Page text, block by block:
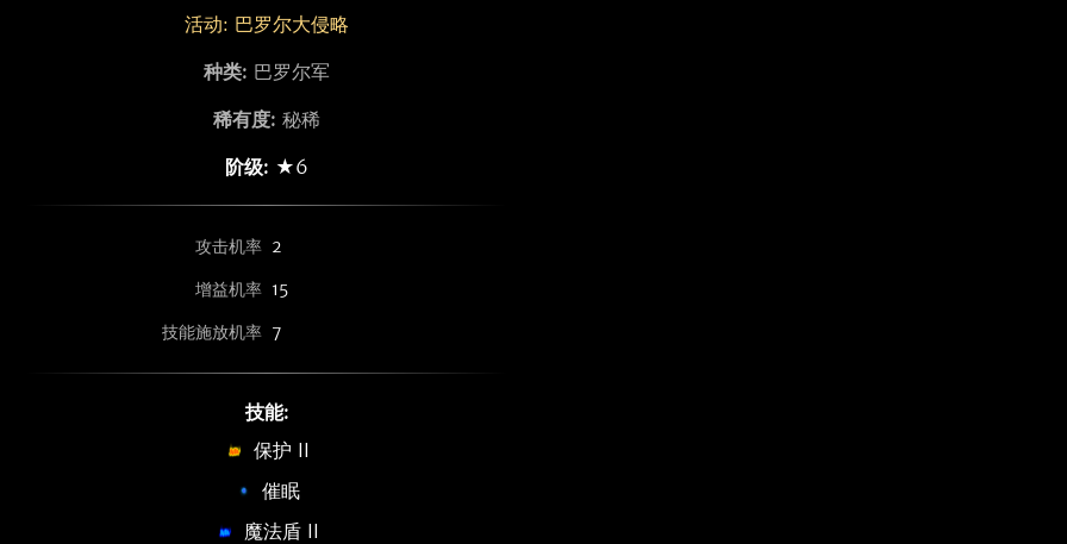
活动: 巴罗尔大侵略
种类: 巴罗尔军
稀有度: 秘稀
阶级: ★6
攻击机率 2
增益机率 15
技能施放机率 7
技能:
保护 II
催眠
魔法盾 II